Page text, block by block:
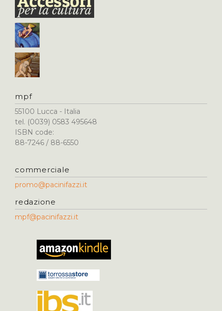
mpf
55100 Lucca - Italia
tel. (0039) 0583 495648
ISBN code:
88-7246 / 88-6550
commerciale
promo@pacinifazzi.it
redazione
mpf@pacinifazzi.it